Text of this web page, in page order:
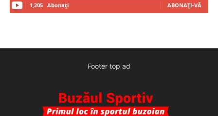
1,205 Abonați ABONAȚI-VĂ
Footer top ad